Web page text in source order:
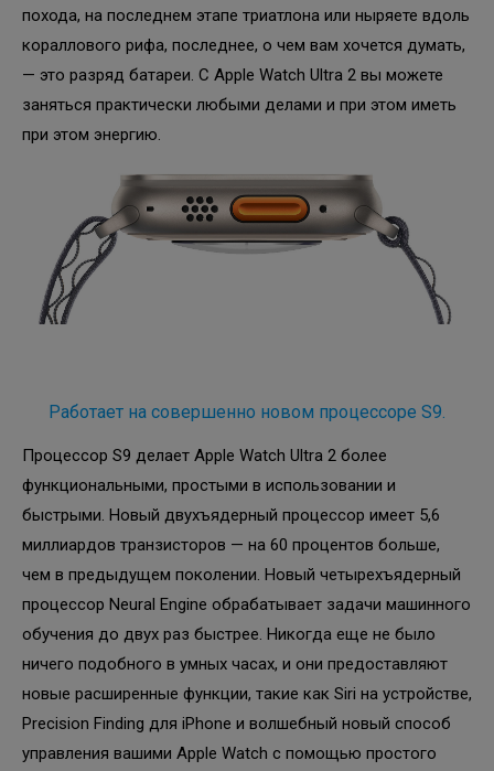
похода, на последнем этапе триатлона или ныряете вдоль
кораллового рифа, последнее, о чем вам хочется думать,
— это разряд батареи. С Apple Watch Ultra 2 вы можете
заняться практически любыми делами и при этом иметь
при этом энергию.
Работает на совершенно новом процессоре S9.
Процессор S9 делает Apple Watch Ultra 2 более
функциональными, простыми в использовании и
быстрыми. Новый двухъядерный процессор имеет 5,6
миллиардов транзисторов — на 60 процентов больше,
чем в предыдущем поколении. Новый четырехъядерный
процессор Neural Engine обрабатывает задачи машинного
обучения до двух раз быстрее. Никогда еще не было
ничего подобного в умных часах, и они предоставляют
новые расширенные функции, такие как Siri на устройстве,
Precision Finding для iPhone и волшебный новый способ
управления вашими Apple Watch с помощью простого